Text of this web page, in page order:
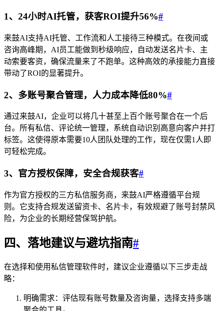
1、24小时AI托管，获客ROI提升56%#
来鼓AI支持AI托管、工作流和人工接待三种模式。在夜间或
咨询高峰期，AI员工能做到秒级响应，自动发送名片卡、主
动索要客资，确保流量来了不跑单。这种高效的承接能力直接
带动了ROI的显著提升。
2、多账号聚合管理，人力成本降低80%#
通过来鼓AI，企业可以将几十甚至上百个账号聚合在一个后
台。所有私信、评论统一管理，系统自动识别高意向客户并打
标签。这使得原本需要10人团队处理的工作，现在仅需1人即
可轻松完成。
3、官方授权保障，安全合规获客#
作为官方授权的三方私信服务商，来鼓AI严格遵循平台规
则。它支持合规发送留资卡、名片卡，有效规避了账号封禁风
险，为企业的长期经营保驾护航。
四、落地建议与避坑指南#
在选择和使用私信管理软件时，建议企业遵循以下三步走战
略：
明确需求：评估现有账号数量及咨询量，选择支持多端